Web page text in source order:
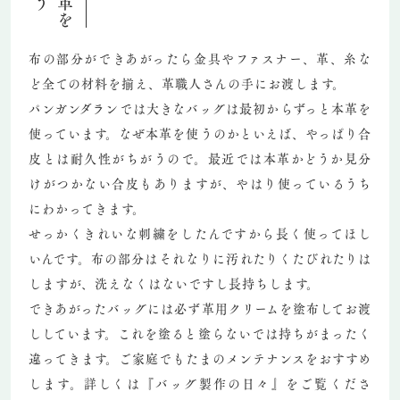
布の部分ができあがったら金具やファスナー、革、糸な
ど全ての材料を揃え、革職人さんの手にお渡します。
パンガンダランでは大きなバッグは最初からずっと本革を
使っています。なぜ本革を使うのかといえば、やっぱり合
皮とは耐久性がちがうので。最近では本革かどうか見分
けがつかない合皮もありますが、やはり使っているうち
にわかってきます。
せっかくきれいな刺繍をしたんですから長く使ってほし
いんです。布の部分はそれなりに汚れたりくたびれたりは
しますが、洗えなくはないですし長持ちします。
できあがったバッグには必ず革用クリームを塗布してお渡
ししています。これを塗ると塗らないでは持ちがまったく
違ってきます。ご家庭でもたまのメンテナンスをおすすめ
します。詳しくは『バッグ製作の日々』をご覧くださ